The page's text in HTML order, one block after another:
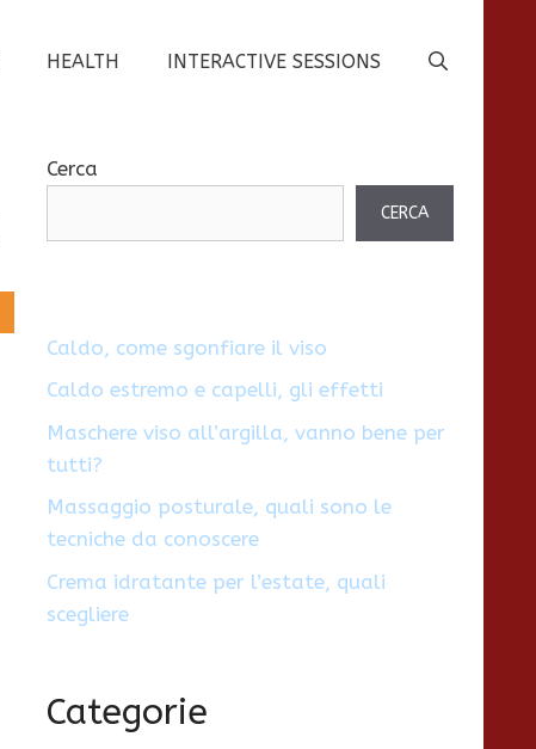
HEALTH INTERACTIVE SESSIONS
Cerca
CERCA
Caldo, come sgonfiare il viso
Caldo estremo e capelli, gli effetti
Maschere viso all’argilla, vanno bene per
tutti?
Massaggio posturale, quali sono le
tecniche da conoscere
Crema idratante per l’estate, quali
scegliere
Categorie